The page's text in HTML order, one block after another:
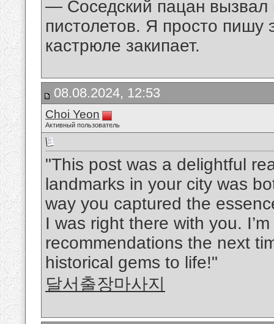
— Соседский пацан вызвал
пистолетов. Я просто пишу
кастрюле закипает.
08.08.2024, 12:53
Choi Yeon
Активный пользователь
"This post was a delightful
landmarks in your city was
way you captured the
I was right there with you.
recommendations the next
historical gems to life!"
달서출장마사지